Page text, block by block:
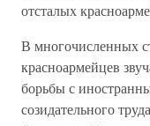
отсталых
В многочисленных
красноармейцев
борьбы с
созидательного